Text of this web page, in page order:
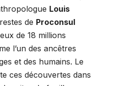
Louis
de Proconsul
de 18 millions
l’un des ancêtres
et des humains. Le
ces découvertes dans